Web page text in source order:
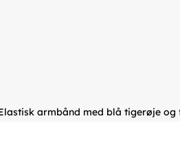
armbånd med blå tigerøje og